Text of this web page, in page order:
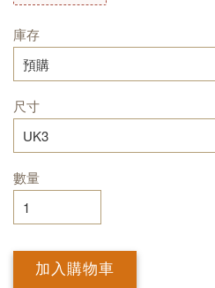
庫存
尺寸
數量
加入購物車